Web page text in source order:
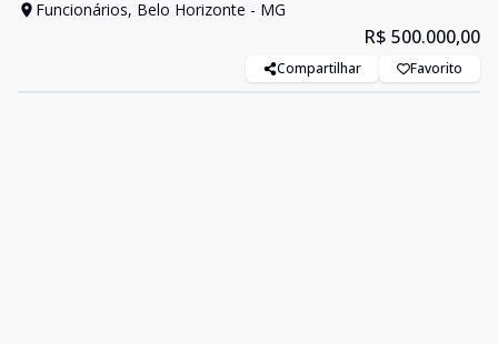
Funcionários, Belo Horizonte - MG
R$ 500.000,00
Compartilhar Favorito